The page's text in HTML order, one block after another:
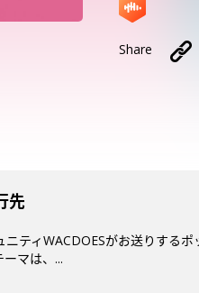
Share
先
ニティWACDOESがお送りする
マは、...